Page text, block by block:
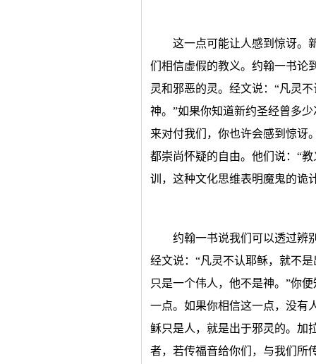
这一点可能让人感到惊讶。
们相信虚假的教义。约翰一书论
灵和邪恶的灵。经文说：“凡灵
神。”如果你知道新约圣经曾多
来对付我们，你也许会感到惊讶
都崇尚怀疑的自由。他们说：“
训，这种文化思维表明魔鬼的诡
约翰一书说我们可以透过辨
经文说：“凡灵不认耶稣，就不
只是一个伟人，他不是神。”你
一点。如果你相信这一点，没有
稣只是人，就是出于邪灵的。加
者，若传福音给你们，与我们所